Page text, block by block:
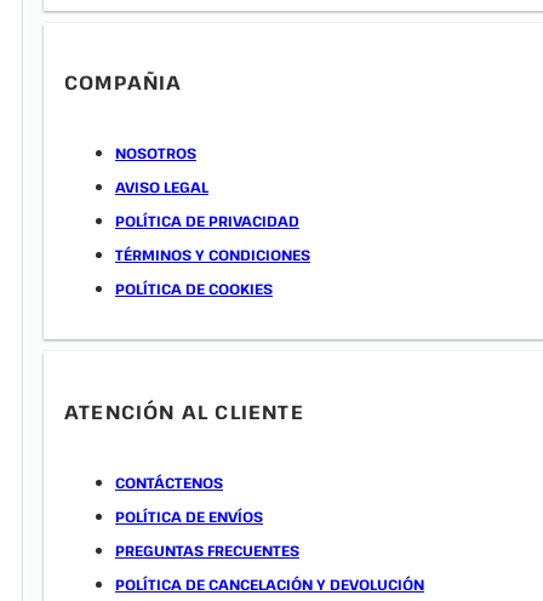
COMPAÑIA
NOSOTROS
AVISO LEGAL
POLÍTICA DE PRIVACIDAD
TÉRMINOS Y CONDICIONES
POLÍTICA DE COOKIES
ATENCIÓN AL CLIENTE
CONTÁCTENOS
POLÍTICA DE ENVÍOS
PREGUNTAS FRECUENTES
POLÍTICA DE CANCELACIÓN Y DEVOLUCIÓN